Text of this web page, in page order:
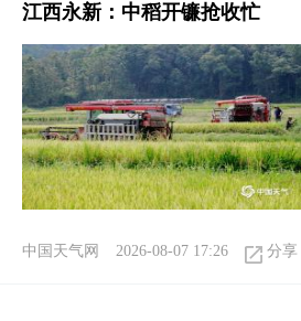
江西永新：中稻开镰抢收忙
中国天气网 2026-08-07 17:26 分享